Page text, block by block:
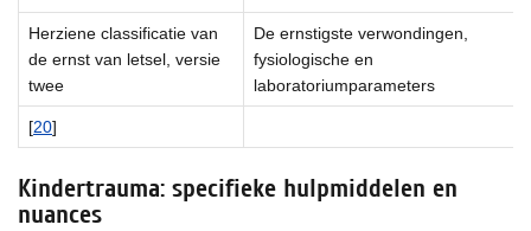
Herziene classificatie van
de ernst van letsel, versie
twee
De ernstigste verwondingen,
fysiologische en
laboratoriumparameters
[20]
Kindertrauma: specifieke hulpmiddelen en
nuances